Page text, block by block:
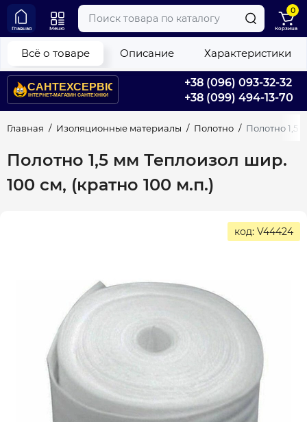
+38 (096) 093-32-32
+38 (099) 494-13-70
Главная Меню
0
Корзина
Главная Изоляционные материалы Полотно Полотно 1,5
Полотно 1,5 мм Теплоизол шир.
100 см, (кратно 100 м.п.)
Всё о товаре Описание Характеристики
код: V44424